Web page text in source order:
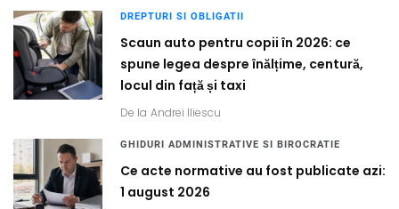
DREPTURI SI OBLIGATII
Scaun auto pentru copii în 2026: ce
spune legea despre înălțime, centură,
locul din față și taxi
De la Andrei Iliescu
GHIDURI ADMINISTRATIVE SI BIROCRATIE
Ce acte normative au fost publicate azi:
1 august 2026